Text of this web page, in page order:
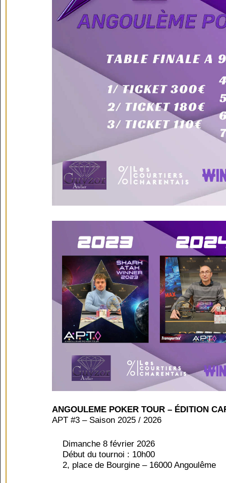
ANGOULEME POKER TOUR – ÉDITION
APT #3 – Saison 2025 / 2026
Dimanche 8 février 2026
Début du tournoi : 10h00
2, place de Bourgine – 16000 Angoulême